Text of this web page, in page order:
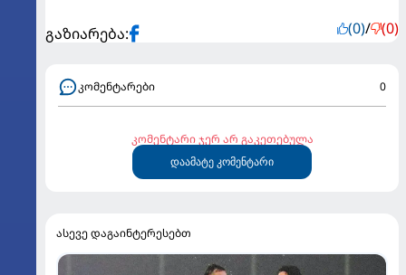
გაზიარება: (0)/ (0)
კომენტარები 0
კომენტარი ჯერ არ გაკეთებულა
დაამატე კომენტარი
ასევე დაგაინტერესებთ